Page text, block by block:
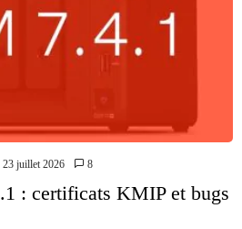
23 juillet 2026 8
: certificats KMIP et bugs